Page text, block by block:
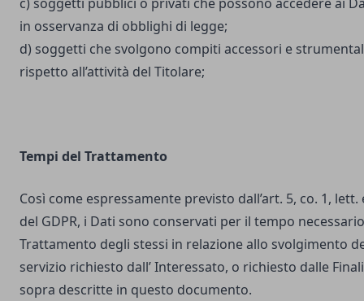
in osservanza di obblighi di legge;
d) soggetti che svolgono compiti accessori e
rispetto all’attività del Titolare;
Tempi del Trattamento
Così come espressamente previsto dall’art. 5, co. 1, lett.
del GDPR, i Dati sono conservati per il tempo
Trattamento degli stessi in relazione allo svolgimento
servizio richiesto dall’ Interessato, o richiesto dalle
sopra descritte in questo documento.